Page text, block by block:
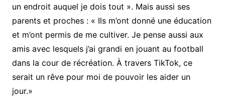
un endroit auquel je dois tout ». Mais aussi ses
parents et proches : « Ils m’ont donné une éducation
et m’ont permis de me cultiver. Je pense aussi aux
amis avec lesquels j’ai grandi en jouant au football
dans la cour de récréation. À travers TikTok, ce
serait un rêve pour moi de pouvoir les aider un
jour.»